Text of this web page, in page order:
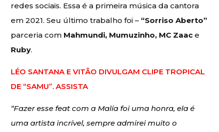
redes sociais. Essa é a primeira música da cantora
em 2021. Seu último trabalho foi – “Sorriso Aberto”
parceria com Mahmundi, Mumuzinho, MC Zaace
Ruby.
LÉO SANTANA E VITÃO DIVULGAM CLIPE TROPICAL
DE “SAMU”. ASSISTA
“Fazer esse feat com a Malía foi uma honra, ela é
uma artista incrível, sempre admirei muito o